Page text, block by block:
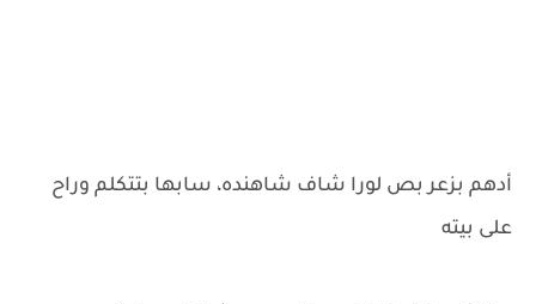
أدهم بزعر بص لورا شاف شاهنده، سابها بتتكلم وراح
على بيته